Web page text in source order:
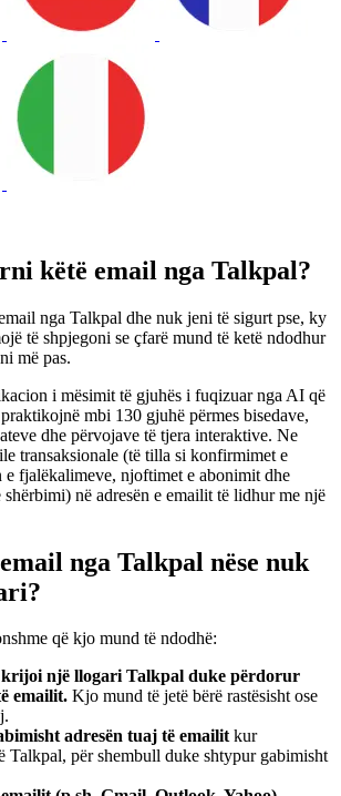
këtë email nga Talkpal?
nga Talkpal dhe nuk jeni të sigurt pse, ky
të shpjegoni se çfarë mund të ketë ndodhur
më pas.
i mësimit të gjuhës i fuqizuar nga AI që
mbi 130 gjuhë përmes bisedave,
dhe përvojave të tjera interaktive. Ne
transaksionale (të tilla si konfirmimet e
e fjalëkalimeve, njoftimet e abonimit dhe
shërbimi) në adresën e emailit të lidhur me një
nga Talkpal nëse nuk
që kjo mund të ndodhë:
një llogari Talkpal duke përdorur
emailit. Kjo mund të jetë bërë rastësisht ose
adresën tuaj të emailitkur
Talkpal, për shembull duke shtypur gabimisht